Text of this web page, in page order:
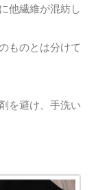
他繊維が混紡し
ものとは分けて
を避け、手洗い